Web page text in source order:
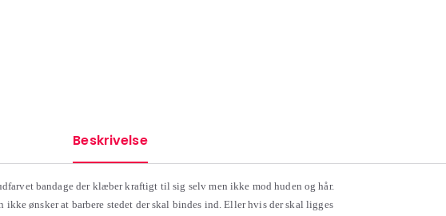
Beskrivelse
bandage der klæber kraftigt til sig selv men ikke mod huden og hår.
ikke ønsker at barbere stedet der skal bindes ind. Eller hvis der skal ligges